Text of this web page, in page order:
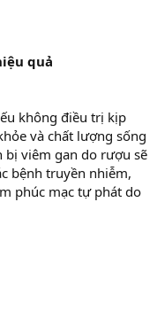
quả
không điều trị kịp
và chất lượng sống
viêm gan do rượu sẽ
bệnh truyền nhiễm,
phúc mạc tự phát do